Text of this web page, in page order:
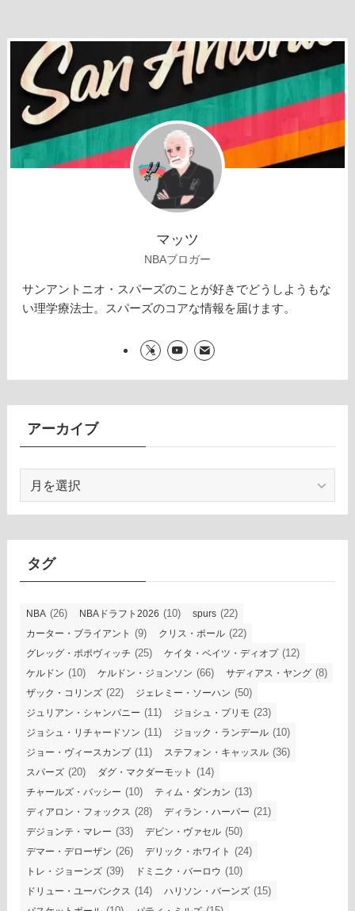
マッツ
NBAブロガー
サンアントニオ・スパーズのことが好きでどうしようもな
い理学療法士。スパーズのコアな情報を届けます。
アーカイブ
カ
イ
タグ
NBA (26) NBAドラフト2026 (10) spurs (22)
カーター・ブライアント (9) クリス・ポール (22)
グレッグ・ポポヴィッチ (25) ケイタ・ベイツ・ディオプ(12)
ケルドン (10) ケルドン・ジョンソン (66) サディアス・ヤング (8)
ザック・コリンズ (22) ジェレミー・ソーハン (50)
ジュリアン・シャンパニー (11) ジョシュ・プリモ (23)
ジョシュ・リチャードソン (11) ジョック・ランデール (10)
ジョー・ヴィースカンプ(11) ステフォン・キャッスル (36)
スパーズ (20) ダグ・マクダーモット (14)
チャールズ・バッシー (10) ティム・ダンカン (13)
ディアロン・フォックス (28) ディラン・ハーパー (21)
デジョンテ・マレー (33) デビン・ヴァセル (50)
デマー・デローザン (26) デリック・ホワイト (24)
トレ・ジョーンズ (39) ドミニク・バーロウ (10)
ドリュー・ユーバンクス (14) ハリソン・バーンズ (15)